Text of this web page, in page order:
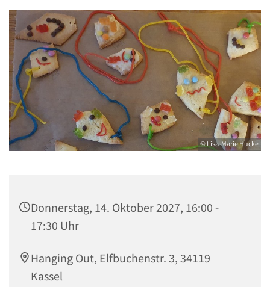
© Lisa-Marie Hucke
Donnerstag, 14. Oktober 2027, 16:00 -
17:30 Uhr
Hanging Out, Elfbuchenstr. 3, 34119
Kassel